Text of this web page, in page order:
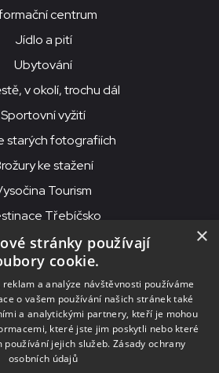
centrum
Jídlo a pití
Ubytování
v okolí, trochu dál
Sportovní vyžití
starých fotografiích
ke stažení
Tourism
Třebíčsko
Beseda Mor. Budějovice
organizace, Purcnerova 62, 676 02
Budějovice
ID datové schránky: chjn2kd
×
stránky používají
cookie.
a analýze návštěvnosti používáme
o vašem používání našich stránek také
a analytickými partnery, kteří je mohou
které jste jim poskytli nebo které
jejich služeb. Zásady ochrany
osobních údajů